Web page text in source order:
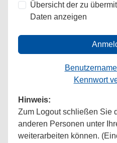
Übersicht der zu
Daten anzeigen
Kennwort
Hinweis:
Zum Logout schließen Sie
anderen Personen unter
weiterarbeiten können.